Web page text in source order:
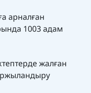
арналған
1003 адам
жалған